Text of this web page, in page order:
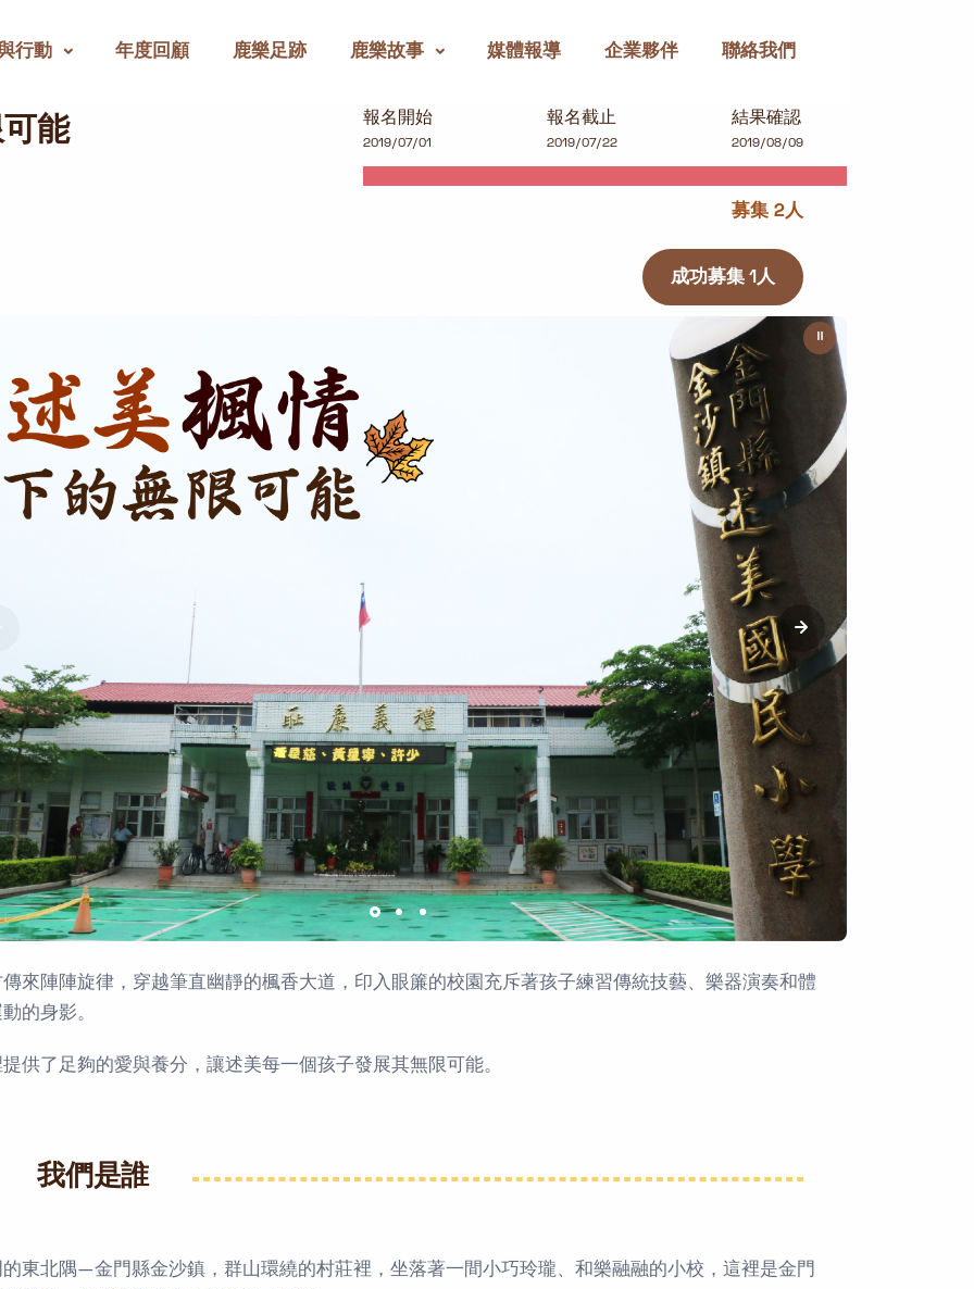
行動 年度回顧 鹿樂足跡 鹿樂故事 媒體報導 企業夥伴 聯絡我們
能 報名開始
2019/07/01
報名截止
2019/07/22
結果確認
2019/08/09
募集 2人
成功募集 1人
來陣陣旋律，穿越筆直幽靜的楓香大道，印入眼簾的校園充斥著孩子練習傳統技藝、樂器演奏和體
的身影。
供了足夠的愛與養分，讓述美每一個孩子發展其無限可能。
我們是誰
的東北隅—金門縣金沙鎮，群山環繞的村莊裡，坐落著一間小巧玲瓏、和樂融融的小校，這裡是金門